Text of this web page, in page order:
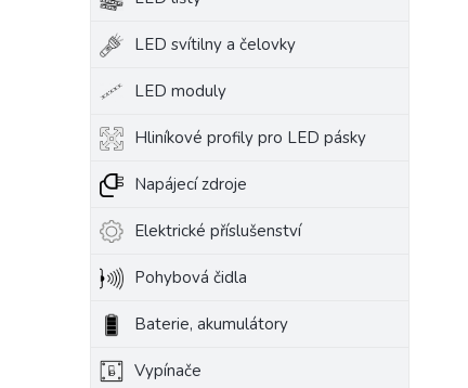
LED svítilny a čelovky
LED moduly
Hliníkové profily pro LED pásky
Napájecí zdroje
Elektrické příslušenství
Pohybová čidla
Baterie, akumulátory
Vypínače